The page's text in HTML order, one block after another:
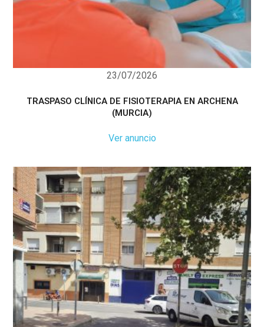
23/07/2026
TRASPASO CLÍNICA DE FISIOTERAPIA EN ARCHENA
(MURCIA)
Ver anuncio